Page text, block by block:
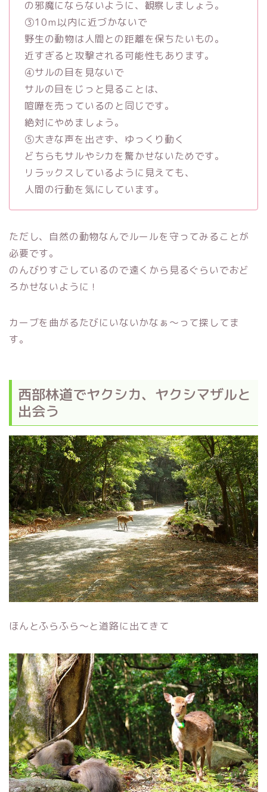
の邪魔にならないように、観察しましょう。
③10ｍ以内に近づかないで
野生の動物は人間との距離を保ちたいもの。
近すぎると攻撃される可能性もあります。
④サルの目を見ないで
サルの目をじっと見ることは、
喧嘩を売っているのと同じです。
絶対にやめましょう。
⑤大きな声を出さず、ゆっくり動く
どちらもサルやシカを驚かせないためです。
リラックスしているように見えても、
人間の行動を気にしています。
ただし、自然の動物なんでルールを守ってみることが
必要です。
のんびりすごしているので遠くから見るぐらいでおど
ろかせないように！
カーブを曲がるたびにいないかなぁ～って探してま
す。
西部林道でヤクシカ、ヤクシマザルと
出会う
ほんとふらふら～と道路に出てきて